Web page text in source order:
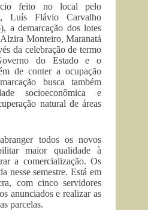
feito no local pelo
Luís Flávio Carvalho
a demarcação dos lotes
Monteiro, Maranatá
da celebração de termo
do Estado e o
de conter a ocupação
busca também
socioeconômica e
natural de áreas
todos os novos
maior qualidade à
a comercialização. Os
nesse semestre. Está em
com cinco servidores
anunciados e realizar as
parcelas.